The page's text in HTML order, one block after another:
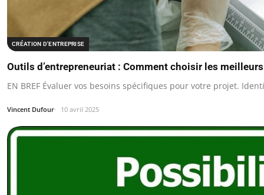
CRÉATION D'ENTREPRISE
Outils d’entrepreneuriat : Comment choisir les
EN BREF Évaluer vos besoins spécifiques pour votre projet.
Vincent Dufour 10 avril 2025